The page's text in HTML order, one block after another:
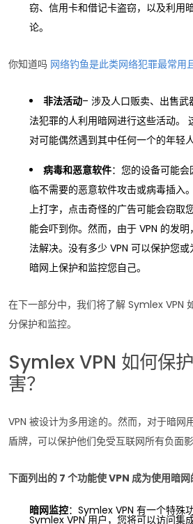
窃、信用卡和借记卡盗窃，以及利用
论。
你知道吗 网络钓鱼是此类网络犯罪最常用
非法活动– 涉及人口贩卖、出售
法犯罪的人利用暗网进行这些活动。
对可能偶然遇到其中任何一个的年轻
病毒和恶意软件：您的设备可能
临不需要的恶意软件攻击或病毒插入
上打字，点击奇怪的广告可能会窃取
能会吓到你。然而，由于 VPN 的发
法解决。没有多少 VPN 可以保护您
暗网上保护和监控您自己。
在下一部分中，我们将了解 Symlex VPN
分保护和监控。
Symlex VPN 如何保
害？
VPN 被设计为多用途的。然而，对于暗网
盾牌，可以保护他们免受互联网所有负面影
下面列出的 7 个功能使 VPN 成为使用暗网
暗网监控：Symlex VPN 有一个特殊
Symlex VPN 用户，您将可以访问集